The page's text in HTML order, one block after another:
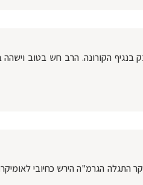
הקורונה. הרב חש בטוב
הגרמ"ה הירש כחיובי